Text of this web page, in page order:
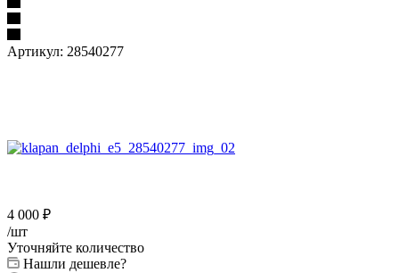
Артикул: 28540277
4 000 ₽
/шт
Уточняйте количество
Нашли дешевле?